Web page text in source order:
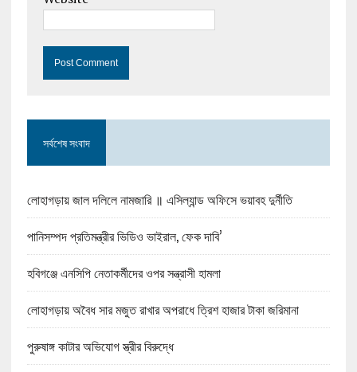
সর্বশেষ সংবাদ
লোহাগড়ায় জাল দলিলে নামজারি ॥ এসিল্যান্ড অফিসে ভয়াবহ দুর্নীতি
পানিসম্পদ প্রতিমন্ত্রীর ভিডিও ভাইরাল, ফেক দাবি’
হবিগঞ্জে এনসিপি নেতাকর্মীদের ওপর সন্ত্রাসী হামলা
লোহাগড়ায় অবৈধ সার মজুত রাখার অপরাধে ত্রিশ হাজার টাকা জরিমানা
পুরুষাঙ্গ কাটার অভিযোগ স্ত্রীর বিরুদ্ধে